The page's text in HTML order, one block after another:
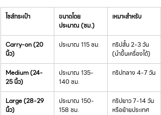
ไซส์กระเป๋า
ขนาดโดย
ประมาณ (ซม.)
เหมาะสำหรับ
Carry-on (20
นิ้ว)
ประมาณ 115 ซม.
ทริปสั้น 2-3 วัน
(นำขึ้นเครื่องได้)
Medium (24-
25 นิ้ว)
ประมาณ 135-
140 ซม.
ทริปกลาง 4-7 วัน
Large (28-29
นิ้ว)
ประมาณ 150-
158 ซม.
ทริปยาว 7-14 วัน
หรือย้ายประเทศ